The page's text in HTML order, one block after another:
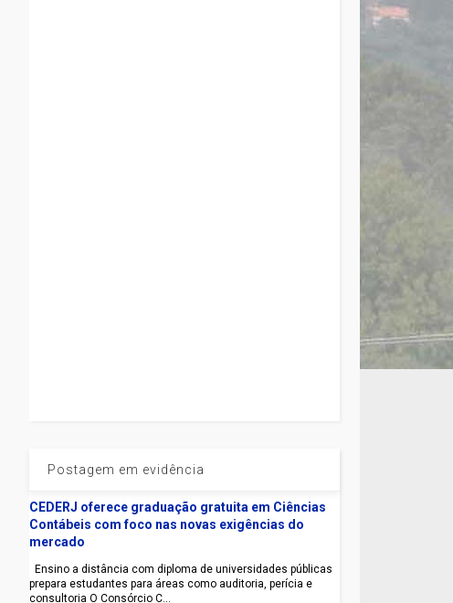
Postagem em evidência
CEDERJ oferece graduação gratuita em Ciências
Contábeis com foco nas novas exigências do
mercado
Ensino a distância com diploma de universidades públicas
prepara estudantes para áreas como auditoria, perícia e
consultoria O Consórcio C...